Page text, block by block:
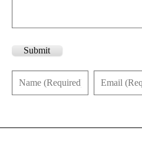
Submit